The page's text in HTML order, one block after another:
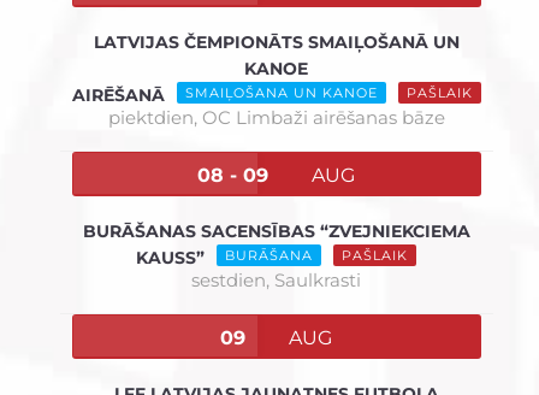
LATVIJAS ČEMPIONĀTS SMAIĻOŠANĀ UN
KANOE
AIRĒŠANĀ
SMAIĻOŠANA UN KANOE PAŠLAIK
piektdien, OC Limbaži airēšanas bāze
08 - 09 AUG
BURĀŠANAS SACENSĪBAS “ZVEJNIEKCIEMA
KAUSS”
BURĀŠANA PAŠLAIK
sestdien, Saulkrasti
09 AUG